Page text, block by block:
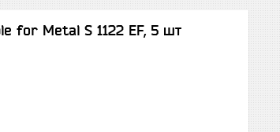
for Metal S 1122 EF, 5 шт